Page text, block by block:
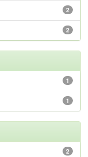
2
2
1
1
2